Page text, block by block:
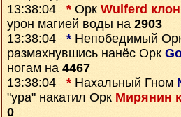
13:38:04 * Орк Wulferd
урон магией воды на 2903
13:38:04 * Непобедимый
размахнувшись нанёс Орк
ногам на 4467
13:38:04 * Нахальный Гном
"ура" накатил Орк Мирянин
0